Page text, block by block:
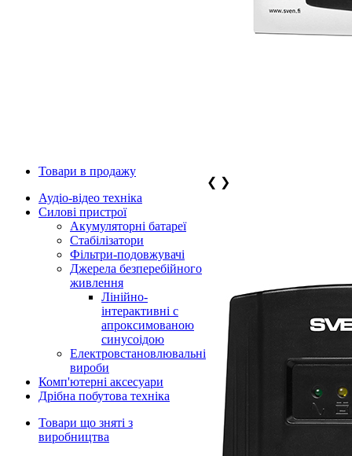
Товари в продажу
Аудіо-відео техніка
Силові пристрої
Акумуляторні батареї
Стабілізатори
Фільтри-подовжувачі
Джерела безперебійного
живлення
Лінійно-
інтерактивні с
апроксимованою
синусоідою
Електровстановлювальні
вироби
Комп'ютерні аксесуари
Дрібна побутова техніка
Товари що зняті з
виробництва
❮ ❯